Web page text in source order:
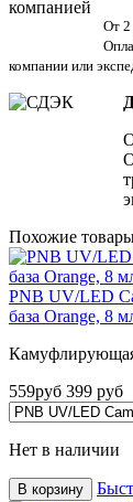
От 2
компании или
Похожие
PNB UV/LED
база Orange, 8
Камуфлирующая
559руб 399 руб
Нет в наличии
В корзину